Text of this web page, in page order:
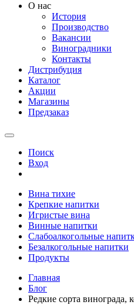
О нас
История
Производство
Вакансии
Виноградники
Контакты
Дистрибуция
Каталог
Акции
Магазины
Предзаказ
Поиск
Вход
Вина тихие
Крепкие напитки
Игристые вина
Винные напитки
Слабоалкогольные
Безалкогольные напитки
Продукты
Главная
Блог
Редкие сорта винограда,